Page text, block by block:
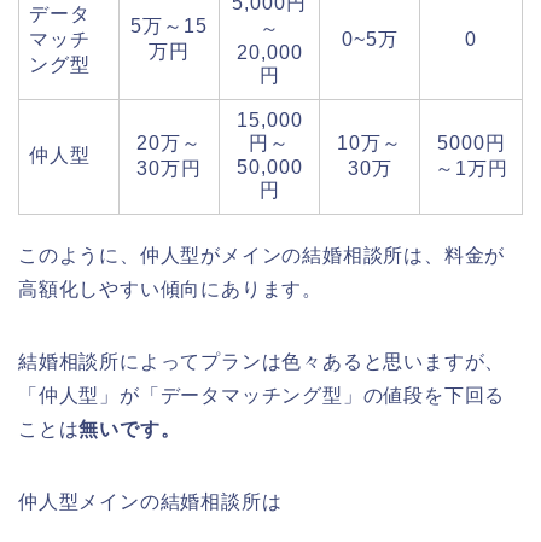
データ
マッチ
ング型
5万～15
万円
～
20,000
円
0~5万 0
仲人型
20万～
30万円
15,000
円～
50,000
円
10万～
30万
5000円
～1万円
このように、仲人型がメインの結婚相談所は、料金が
高額化しやすい傾向にあります。
結婚相談所によってプランは色々あると思いますが、
「仲人型」が「データマッチング型」の値段を下回る
ことは無いです。
仲人型メインの結婚相談所は